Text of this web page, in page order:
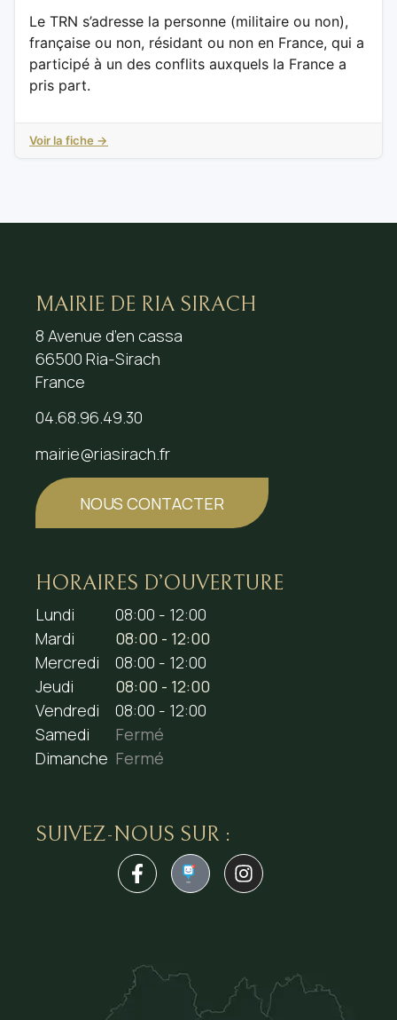
Le TRN s’adresse la personne (militaire ou non),
française ou non, résidant ou non en France, qui a
participé à un des conflits auxquels la France a
pris part.
Voir la fiche →
MAIRIE DE RIA SIRACH
8 Avenue d’en cassa
66500 Ria-Sirach
France
04.68.96.49.30
mairie@riasirach.fr
NOUS CONTACTER
HORAIRES D’OUVERTURE
Lundi
08:00 - 12:00
Mardi
08:00 - 12:00
Mercredi
08:00 - 12:00
Jeudi
08:00 - 12:00
Vendredi
08:00 - 12:00
Samedi
Fermé
Dimanche Fermé
SUIVEZ-NOUS SUR :
1